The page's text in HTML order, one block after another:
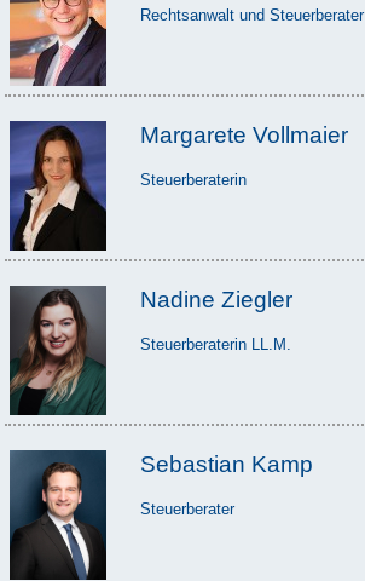
Rechtsanwalt und Steuerberater
Margarete Vollmaier
Steuerberaterin
Nadine Ziegler
Steuerberaterin LL.M.
Sebastian Kamp
Steuerberater